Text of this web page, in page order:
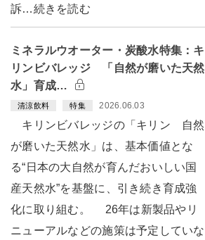
訴…続きを読む
ミネラルウオーター・炭酸水特集：キ
リンビバレッジ 「自然が磨いた天然
水」育成…
清涼飲料 特集 2026.06.03
キリンビバレッジの「キリン 自然
が磨いた天然水」は、基本価値とな
る“日本の大自然が育んだおいしい国
産天然水”を基盤に、引き続き育成強
化に取り組む。 26年は新製品やリ
ニューアルなどの施策は予定していな